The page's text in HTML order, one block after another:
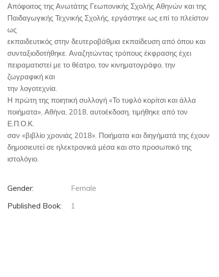
Απόφοιτος της Ανωτάτης Γεωπονικής Σχολής Αθηνών και της
Παιδαγωγικής Τεχνικής Σχολής, εργάστηκε ως επί το πλείστον
ως
εκπαιδευτικός στην δευτεροβάθμια εκπαίδευση από όπου και
συνταξιοδοτήθηκε. Αναζητώντας τρόπους έκφρασης έχει
πειραματιστεί με το θέατρο, τον κινηματογράφο, την
ζωγραφική και
την λογοτεχνία.
Η πρώτη της ποιητική συλλογή «Το τυφλό κορίτσι και άλλα
ποιήματα», Αθήνα, 2018, αυτοέκδοση, τιμήθηκε από τον
Ε.Π.Ο.Κ.
σαν «βιβλίο χρονιάς 2018». Ποιήματα και διηγήματά της έχουν
δημοσιευτεί σε ηλεκτρονικά μέσα και στο προσωπικό της
ιστολόγιο.
Gender:
Female
Published Book:
1